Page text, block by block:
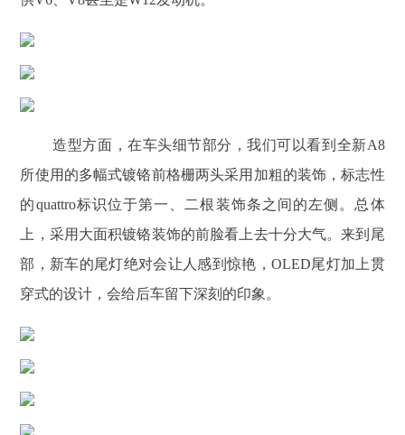
造型方面，在车头细节部分，我们可以看到全新A8
所使用的多幅式镀铬前格栅两头采用加粗的装饰，标志性
的quattro标识位于第一、二根装饰条之间的左侧。总体
上，采用大面积镀铬装饰的前脸看上去十分大气。来到尾
部，新车的尾灯绝对会让人感到惊艳，OLED尾灯加上贯
穿式的设计，会给后车留下深刻的印象。